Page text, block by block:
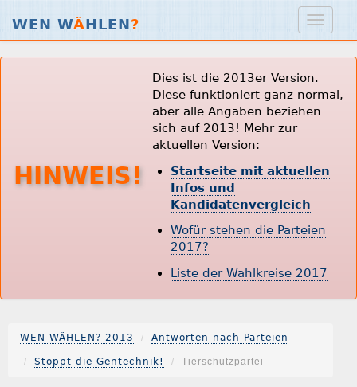
WEN WÄHLEN?
HINWEIS!
Dies ist die 2013er Version.
Diese funktioniert ganz normal,
aber alle Angaben beziehen
sich auf 2013! Mehr zur
aktuellen Version:
Startseite mit aktuellen
Infos und
Kandidatenvergleich
Wofür stehen die Parteien
2017?
Liste der Wahlkreise 2017
WEN WÄHLEN? 2013 Antworten nach Parteien
Stoppt die Gentechnik! Tierschutzpartei